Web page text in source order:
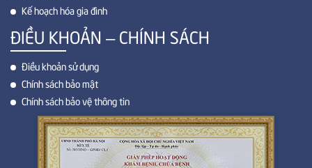
Kế hoạch hóa gia đình
ĐIỀU KHOẢN – CHÍNH SÁCH
Điều khoản sử dụng
Chính sách bảo mật
Chính sách bảo vệ thông tin